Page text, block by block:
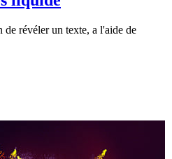
révéler un texte, a l'aide de